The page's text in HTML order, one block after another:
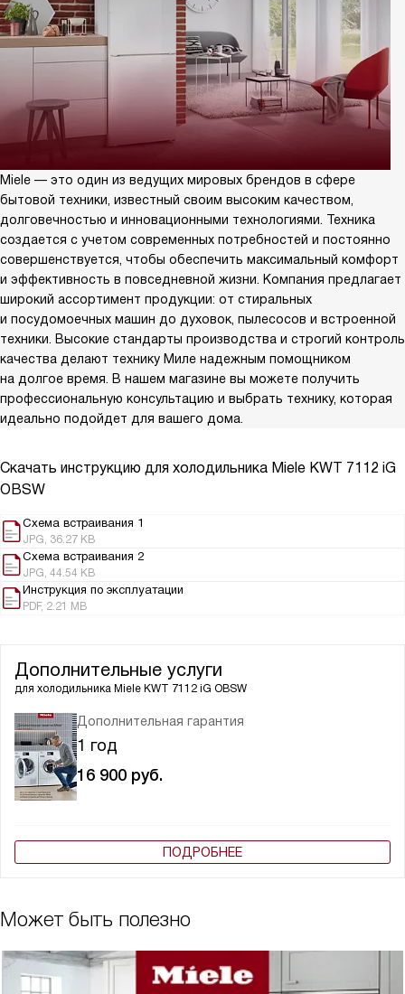
Miele — это один из ведущих мировых брендов в сфере
бытовой техники, известный своим высоким качеством,
долговечностью и инновационными технологиями. Техника
создается с учетом современных потребностей и постоянно
совершенствуется, чтобы обеспечить максимальный комфорт
и эффективность в повседневной жизни. Компания предлагает
широкий ассортимент продукции: от стиральных
и посудомоечных машин до духовок, пылесосов и встроенной
техники. Высокие стандарты производства и строгий контроль
качества делают технику Миле надежным помощником
на долгое время. В нашем магазине вы можете получить
профессиональную консультацию и выбрать технику, которая
идеально подойдет для вашего дома.
Скачать инструкцию для холодильника Miele KWT 7112 iG
OBSW
Схема встраивания 1
JPG, 36.27 KB
Схема встраивания 2
JPG, 44.54 KB
Инструкция по эксплуатации
PDF, 2.21 MB
Дополнительные услуги
для холодильника Miele KWT 7112 iG OBSW
Дополнительная гарантия
1 год
16 900 руб.
ПОДРОБНЕЕ
Может быть полезно